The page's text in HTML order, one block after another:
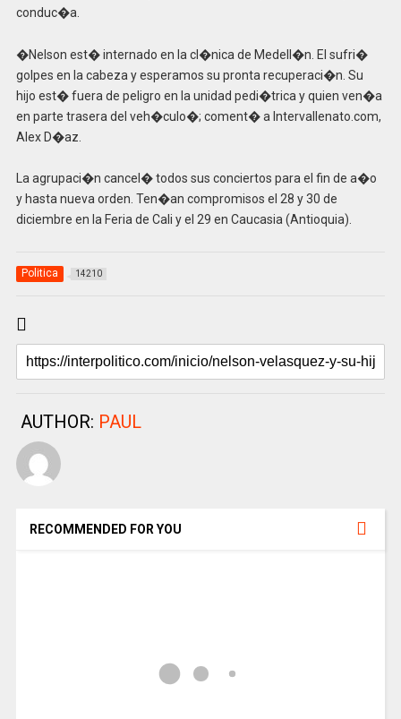
conduc�a.
�Nelson est� internado en la cl�nica de Medell�n. El sufri�
golpes en la cabeza y esperamos su pronta recuperaci�n. Su
hijo est� fuera de peligro en la unidad pedi�trica y quien ven�a
en parte trasera del veh�culo�; coment� a Intervallenato.com,
Alex D�az.
La agrupaci�n cancel� todos sus conciertos para el fin de a�o
y hasta nueva orden. Ten�an compromisos el 28 y 30 de
diciembre en la Feria de Cali y el 29 en Caucasia (Antioquia).
Politica 14210
AUTHOR: PAUL
RECOMMENDED FOR YOU